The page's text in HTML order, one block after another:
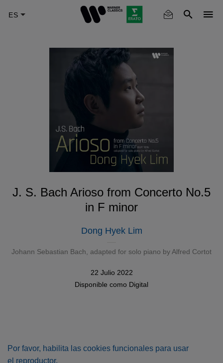
J. S. Bach Arioso from Concerto No.5
in F minor
Dong Hyek Lim
Johann Sebastian Bach , adapted for solo piano by Alfred Cortot
22 Julio 2022
Disponible como Digital
Por favor, habilita las cookies funcionales para usar
el reproductor.